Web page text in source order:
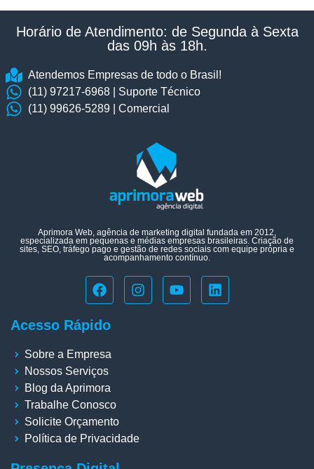
Horário de Atendimento: de Segunda à Sexta
das 09h às 18h.​
Atendemos Empresas de todo o Brasil!
(11) 97217-6968 | Suporte Técnico
(11) 99626-5289 | Comercial
Aprimora Web, agência de marketing digital fundada em 2012,
especializada em pequenas e médias empresas brasileiras. Criação de
sites, SEO, tráfego pago e gestão de redes sociais com equipe própria e
acompanhamento contínuo.
Acesso Rápido
Sobre a Empresa
Nossos Serviços
Blog da Aprimora
Trabalhe Conosco
Solicite Orçamento
Política de Privacidade